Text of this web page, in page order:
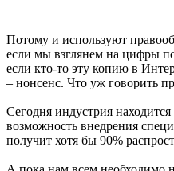
Потому и используют
если мы взглянем на цифры
если кто-то эту копию в
– нонсенс. Что уж говорить
Сегодня индустрия
возможность внедрения
получит хотя бы 90%